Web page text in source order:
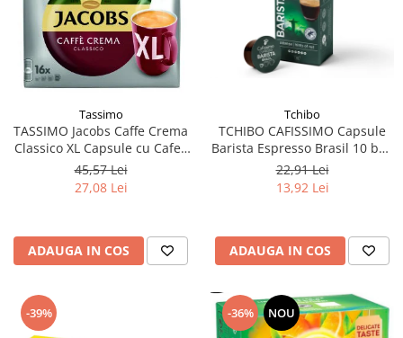
Tassimo
TASSIMO Jacobs Caffe Crema
Classico XL Capsule cu Cafea
16buc 132.8g - TDV 16.10.2026
45,57 Lei
27,08 Lei
ADAUGA IN COS
Tchibo
TCHIBO CAFISSIMO Capsule
Barista Espresso Brasil 10 buc
80g (27.10.2026)
22,91 Lei
13,92 Lei
ADAUGA IN COS
-39% -36% NOU